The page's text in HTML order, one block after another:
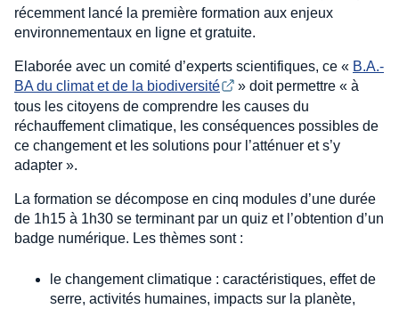
récemment lancé la première formation aux enjeux
environnementaux en ligne et gratuite.
Elaborée avec un comité d’experts scientifiques, ce « B.A.-
BA du climat et de la biodiversité
» doit permettre « à
tous les citoyens de comprendre les causes du
réchauffement climatique, les conséquences possibles de
ce changement et les solutions pour l’atténuer et s’y
adapter ».
La formation se décompose en cinq modules d’une durée
de 1h15 à 1h30 se terminant par un quiz et l’obtention d’un
badge numérique. Les thèmes sont :
le changement climatique : caractéristiques, effet de
serre, activités humaines, impacts sur la planète,